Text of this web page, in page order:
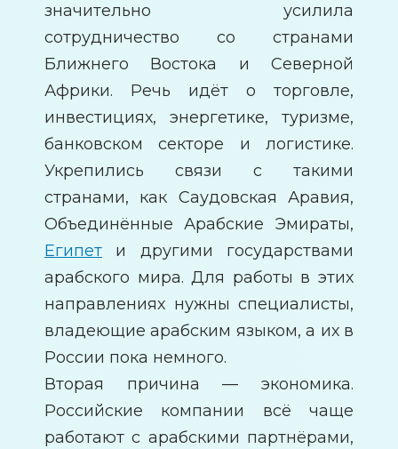
значительно усилила
сотрудничество со странами
Ближнего Востока и Северной
Африки. Речь идёт о торговле,
инвестициях, энергетике, туризме,
банковском секторе и логистике.
Укрепились связи с такими
странами, как Саудовская Аравия,
Объединённые Арабские Эмираты,
Египет и другими государствами
арабского мира. Для работы в этих
направлениях нужны специалисты,
владеющие арабским языком, а их в
России пока немного.
Вторая причина — экономика.
Российские компании всё чаще
работают с арабскими партнёрами,